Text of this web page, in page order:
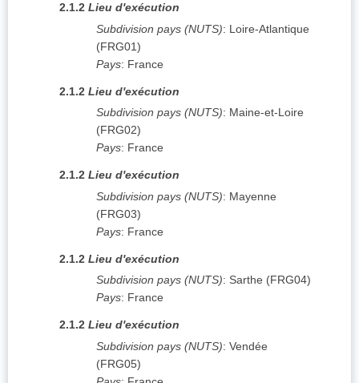
2.1.2 Lieu d'exécution
Subdivision pays (NUTS): Loire-Atlantique
(FRG01)
Pays: France
2.1.2 Lieu d'exécution
Subdivision pays (NUTS): Maine-et-Loire
(FRG02)
Pays: France
2.1.2 Lieu d'exécution
Subdivision pays (NUTS): Mayenne
(FRG03)
Pays: France
2.1.2 Lieu d'exécution
Subdivision pays (NUTS): Sarthe (FRG04)
Pays: France
2.1.2 Lieu d'exécution
Subdivision pays (NUTS): Vendée
(FRG05)